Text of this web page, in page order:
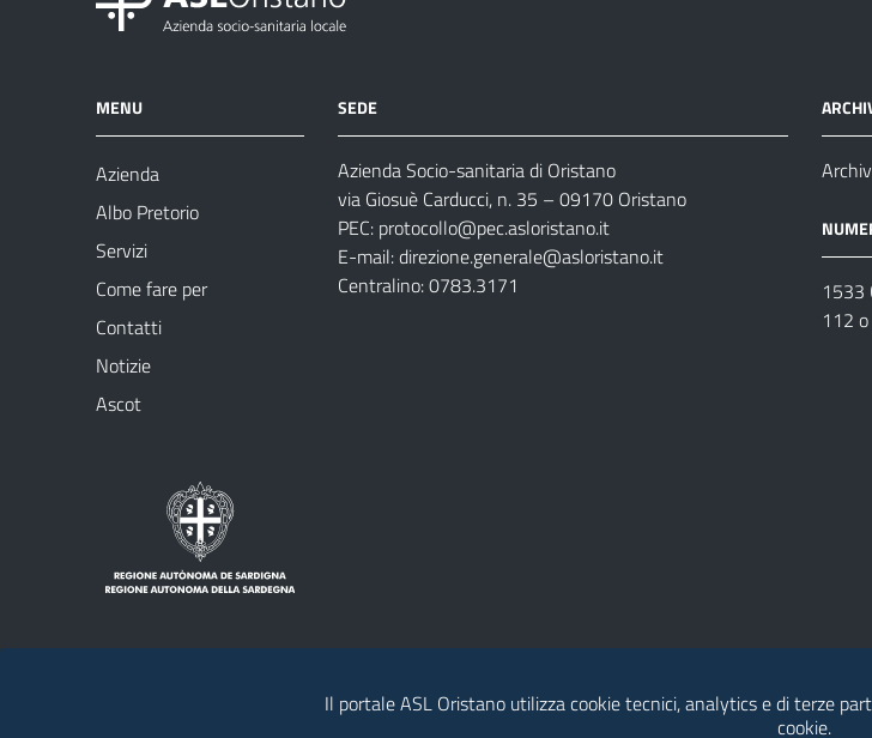
MENU
Azienda
Albo Pretorio
Servizi
Come fare per
Contatti
Notizie
Ascot
SEDE
Azienda Socio-sanitaria di Oristano
via Giosuè Carducci, n. 35 – 09170 Oristano
PEC: protocollo@pec.asloristano.it
E-mail:direzione.generale@asloristano.it
Centralino: 0783.3171
1533
112
Privacy policy Contatti Dichiarazione di Accessibilità
Il portale ASL Oristano utilizza cookie tecnici, analytics e di terze
cookie.